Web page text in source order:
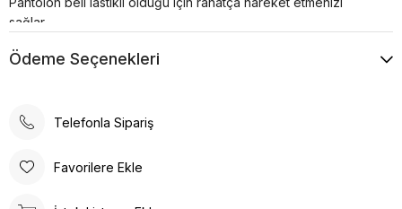
sağlar.
bir görünüm elde etmenizi sağlar.
Çekme, solma ve dizlerde bollaşma yapmaz.
Renkler uzun süre canlılığını korur.
Ödeme Seçenekleri
Telefonla Sipariş
Favorilere Ekle